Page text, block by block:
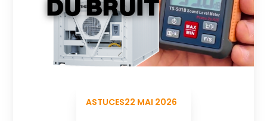
ASTUCES22 MAI 2026